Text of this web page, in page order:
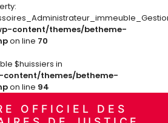
content/themes/betheme-
on line 70
$huissiers in
themes/betheme-
on line 94
OFFICIEL DES